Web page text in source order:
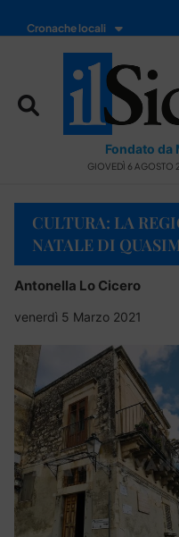
Cronache locali
Fondato da
GIOVEDÌ 6 AGOSTO
CULTURA: LA
NATALE DI
Antonella Lo Cicero
venerdì 5 Marzo 2021